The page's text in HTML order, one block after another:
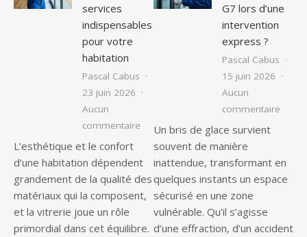
services
indispensables
pour votre
habitation
Pascal Cabus
23 juin 2026
Aucun
commentaire sur Vitrier à Versoix : les services
L’esthétique et le confort
d’une habitation dépendent
grandement de la qualité des
matériaux qui la composent,
et la vitrerie joue un rôle
primordial dans cet équilibre.
G7 lors d’une
intervention
express ?
Pascal Cabus
15 juin 2026
Aucun
commentaire
Un bris de glace survient
souvent de manière
inattendue, transformant en
quelques instants un espace
sécurisé en une zone
vulnérable. Qu’il s’agisse
d’une effraction, d’un accident